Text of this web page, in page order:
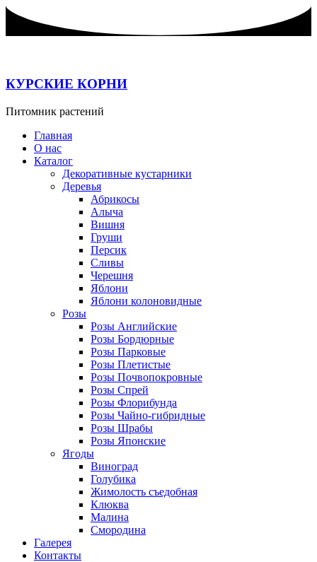
Перейти
содержимому
КУРСКИЕ КОРНИ
Питомник растений
Главная
О нас
Каталог
Декоративные кустарники
Деревья
Абрикосы
Алыча
Вишня
Груши
Персик
Сливы
Черешня
Яблони
Яблони колоновидные
Розы
Розы Английские
Розы Бордюрные
Розы Парковые
Розы Плетистые
Розы Почвопокровные
Розы Спрей
Розы Флорибунда
Розы Чайно-гибридные
Розы Шрабы
Розы Японские
Ягоды
Виноград
Голубика
Жимолость съедобная
Клюква
Малина
Смородина
Галерея
Контакты